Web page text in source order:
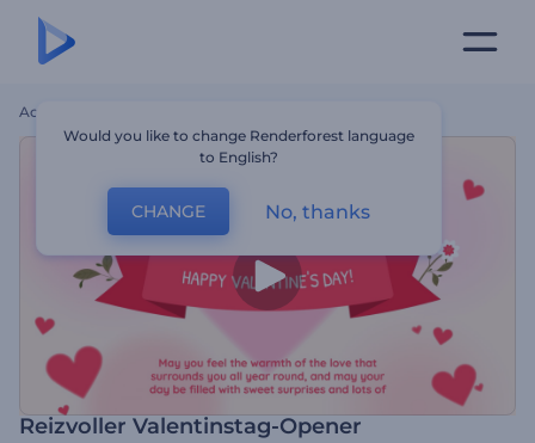
Accueil
Reizvoller Valentinstag-Opener
Would you like to change Renderforest language
to English?
CHANGE No, thanks